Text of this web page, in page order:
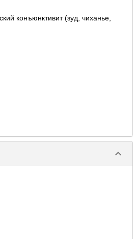
конъюнктивит (зуд, чиханье,
keyboard_arrow_down